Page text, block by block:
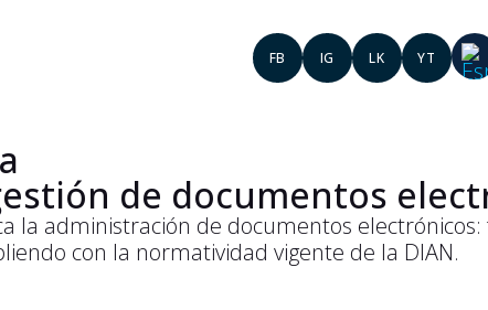
FB IG LK YT
de documentos
la administración de documentos
con la normatividad vigente de la DIAN.